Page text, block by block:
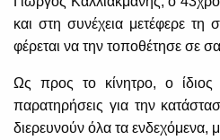
και στη συνέχεια μετέφερε
φέρεται να την τοποθέτησε σε
Ως προς το κίνητρο, ο ίδιος
παρατηρήσεις για την
διερευνούν όλα τα ενδεχόμενα,